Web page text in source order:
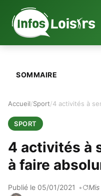
Accueil Sport
SPORT
4 activités à
à faire
Publié le 05/01/2021
SOMMAIRE